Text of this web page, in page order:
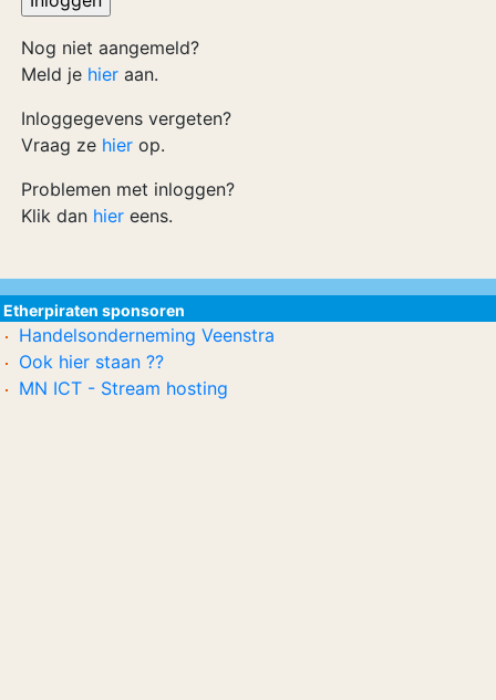
Nog niet aangemeld?
Meld je hier aan.
Inloggegevens vergeten?
Vraag ze hier op.
Problemen met inloggen?
Klik dan hier eens.
Etherpiraten sponsoren
Handelsonderneming Veenstra
Ook hier staan ??
MN ICT - Stream hosting